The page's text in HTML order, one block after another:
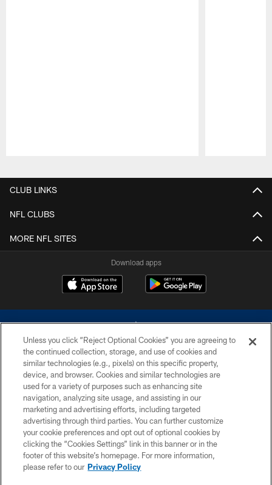
CLUB LINKS
NFL CLUBS
MORE NFL SITES
Download apps
©2026 Dallas Cowboys. All rights reserved. Do not duplicate in any form
without permission of the Dallas Cowboys. The Dallas Cowboys
Cheerleaders will not initiate contact with any person to request personal or
financial information.
PRIVACY POLICY
ACCESSIBILITY
SITE MAP
Unless you click “Reject Optional Cookies” you are agreeing to
the continued collection, storage, and use of cookies and
similar technologies (e.g., pixels) on this specific property,
device, and browser. Cookies and similar technologies are
used for a variety of purposes such as enhancing site
navigation, analyzing site usage, and assisting in our
marketing and advertising efforts, including targeted
advertising through third parties. You can further customize
your cookie preferences and opt out of optional cookies by
clicking the “Cookies Settings” link in this banner or in the
footer of this website’s homepage. For more information,
please refer to our Privacy Policy